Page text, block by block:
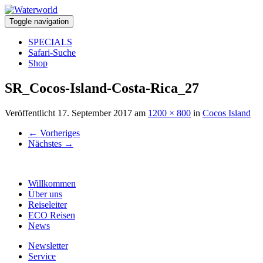
Toggle navigation
SPECIALS
Safari-Suche
Shop
SR_Cocos-Island-Costa-Rica_27
Veröffentlicht 17. September 2017 am 1200 × 800 in Cocos Island
← Vorheriges
Nächstes →
Willkommen
Über uns
Reiseleiter
ECO Reisen
News
Newsletter
Service